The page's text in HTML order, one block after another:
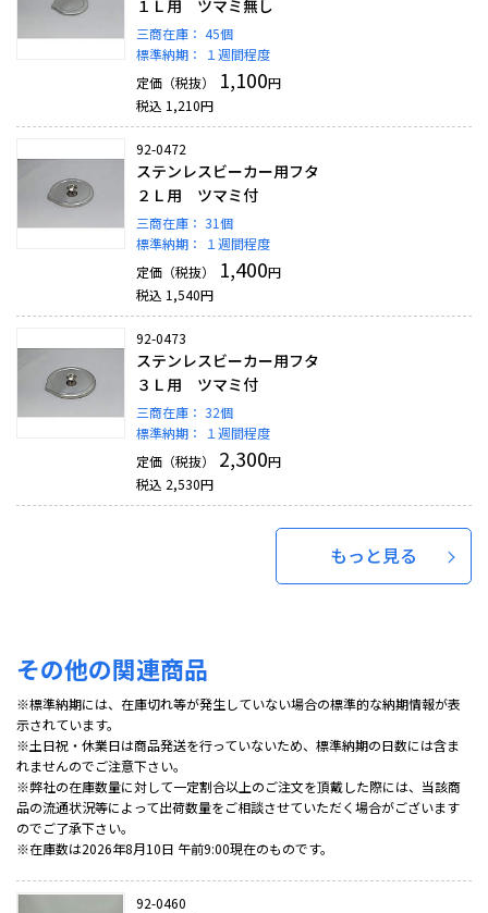
１Ｌ用 ツマミ無し
三商在庫： 45個
標準納期：
１週間程度
定価（税抜）
1,100円
税込 1,210円
92-0472
ステンレスビーカー用フタ
２Ｌ用 ツマミ付
三商在庫： 31個
標準納期：
１週間程度
定価（税抜）
1,400円
税込 1,540円
92-0473
ステンレスビーカー用フタ
３Ｌ用 ツマミ付
三商在庫： 32個
標準納期：
１週間程度
定価（税抜）
2,300円
税込 2,530円
もっと見る
その他の関連商品
※標準納期には、在庫切れ等が発生していない場合の標準的な納期情報が表
示されています。
※土日祝・休業日は商品発送を行っていないため、標準納期の日数には含ま
れませんのでご注意下さい。
※弊社の在庫数量に対して一定割合以上のご注文を頂戴した際には、当該商
品の流通状況等によって出荷数量をご相談させていただく場合がございます
のでご了承下さい。
※在庫数は2026年8月10日 午前9:00現在のものです。
92-0460